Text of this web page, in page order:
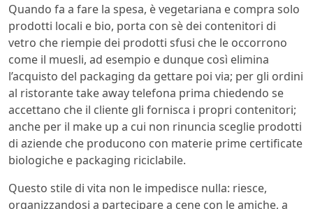
Quando fa a fare la spesa, è vegetariana e compra solo
prodotti locali e bio, porta con sè dei contenitori di
vetro che riempie dei prodotti sfusi che le occorrono
come il muesli, ad esempio e dunque così elimina
l’acquisto del packaging da gettare poi via; per gli ordini
al ristorante take away telefona prima chiedendo se
accettano che il cliente gli fornisca i propri contenitori;
anche per il make up a cui non rinuncia sceglie prodotti
di aziende che producono con materie prime certificate
biologiche e packaging riciclabile.
Questo stile di vita non le impedisce nulla: riesce,
organizzandosi a partecipare a cene con le amiche, a